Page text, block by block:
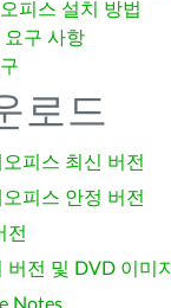
피스 설치 방법
요구 사항
로드
피스 최신 버전
피스 안정 버전
전
버전 및 DVD 이미지